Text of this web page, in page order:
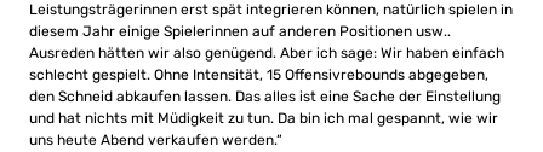
Leistungsträgerinnen erst spät integrieren können, natürlich spielen in
diesem Jahr einige Spielerinnen auf anderen Positionen usw..
Ausreden hätten wir also genügend. Aber ich sage: Wir haben einfach
schlecht gespielt. Ohne Intensität, 15 Offensivrebounds abgegeben,
den Schneid abkaufen lassen. Das alles ist eine Sache der Einstellung
und hat nichts mit Müdigkeit zu tun. Da bin ich mal gespannt, wie wir
uns heute Abend verkaufen werden.“